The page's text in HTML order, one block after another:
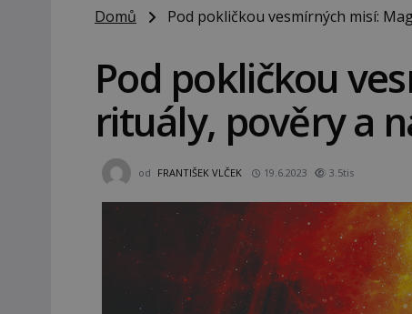
Domů Pod pokličkou vesmírných misí:
Pod pokličkou
rituály, pověry a
od FRANTIŠEK VLČEK 19.6.2023 3.5tis